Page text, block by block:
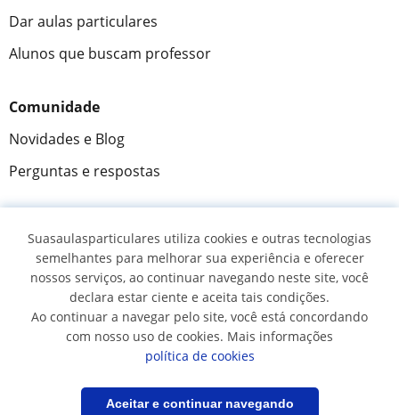
Salvar pesquisa Filtrar
Dar aulas particulares
Alunos que buscam professor
Comunidade
Novidades e Blog
Perguntas e respostas
Fantástica★★★★★ 9,5/10
305994 opiniões de alunos
© 2007 - 2026 Suas aulas particulares
Mapa do site:Professores particulares
Suasaulasparticulares utiliza cookies e outras tecnologias
semelhantes para melhorar sua experiência e oferecer
nossos serviços, ao continuar navegando neste site, você
declara estar ciente e aceita tais condições.
Ao continuar a navegar pelo site, você está concordando
com nosso uso de cookies. Mais informações
política de cookies
Aceitar e continuar navegando